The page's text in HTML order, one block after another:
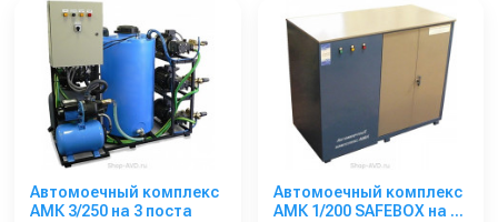
Автомоечный комплекс
АМК 3/250 на 3 поста
Автомоечный комплекс
АМК 1/200 SAFEBOX на 1